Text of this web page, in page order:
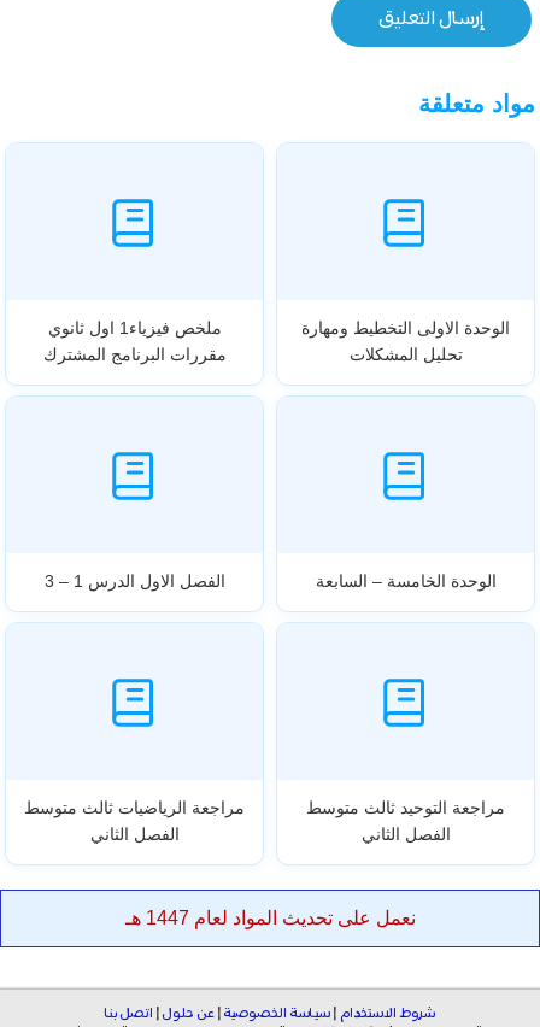
مواد متعلقة
الوحدة الاولى التخطيط ومهارة
تحليل المشكلات
ملخص فيزياء1 اول ثانوي
مقررات البرنامج المشترك
الوحدة الخامسة – السابعة الفصل الاول الدرس 1 – 3
مراجعة التوحيد ثالث متوسط
الفصل الثاني
مراجعة الرياضيات ثالث متوسط
الفصل الثاني
نعمل على تحديث المواد لعام 1447 هـ
شروط الاستخدام | سياسة الخصوصية | عن حلول | اتصل بنا